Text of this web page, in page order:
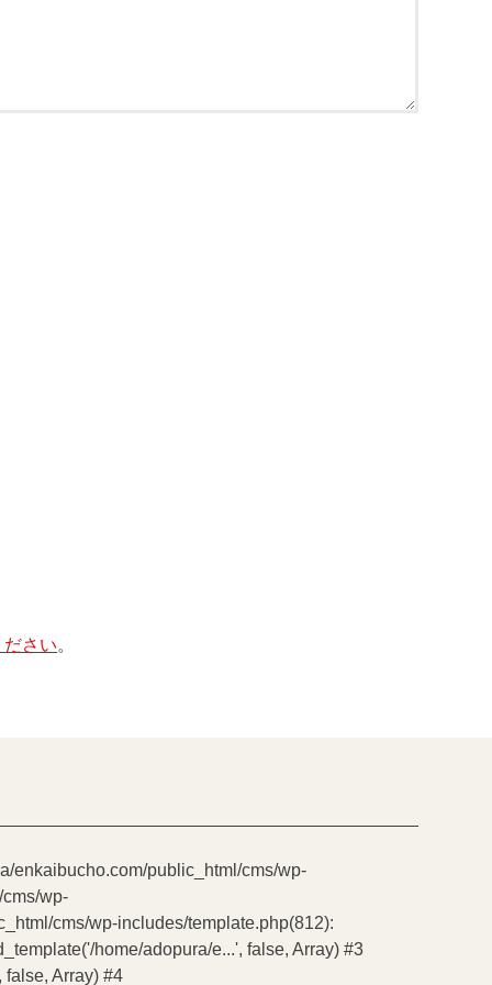
さい。
enkaibucho.com/public_html/cms/wp-
wp-
cms/wp-includes/template.php(812):
home/adopura/e...', false, Array) #3
Array) #4